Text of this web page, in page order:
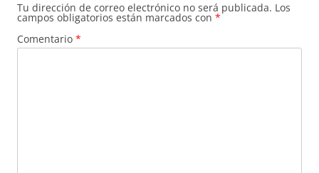
Tu dirección de correo electrónico no será publicada. Los
campos obligatorios están marcados con *
Comentario *